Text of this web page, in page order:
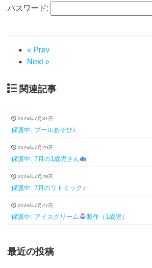
パスワード:
« Prev
Next »
関連記事
2026年7月31日
保護中: プールあそび♪
2026年7月29日
保護中: 7月の1歳児さん
2026年7月28日
保護中: 7月のリトミック♪
2026年7月27日
保護中: アイスクリーム 製作（1歳児）
最近の投稿